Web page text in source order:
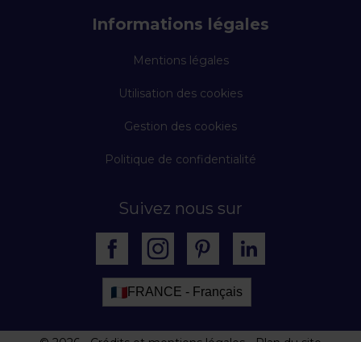
Informations légales
Mentions légales
Utilisation des cookies
Gestion des cookies
Politique de confidentialité
Suivez nous sur
FRANCE - Français